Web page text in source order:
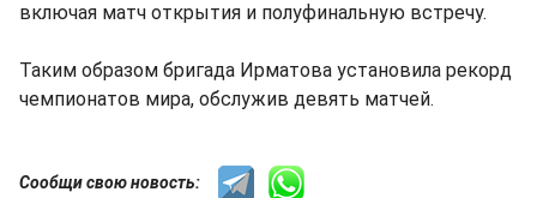
включая матч открытия и полуфинальную встречу.
Таким образом бригада Ирматова установила рекорд
чемпионатов мира, обслужив девять матчей.
Сообщи свою новость: